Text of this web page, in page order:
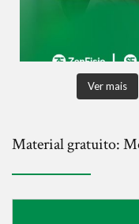
Ver mais
Material gratuito: